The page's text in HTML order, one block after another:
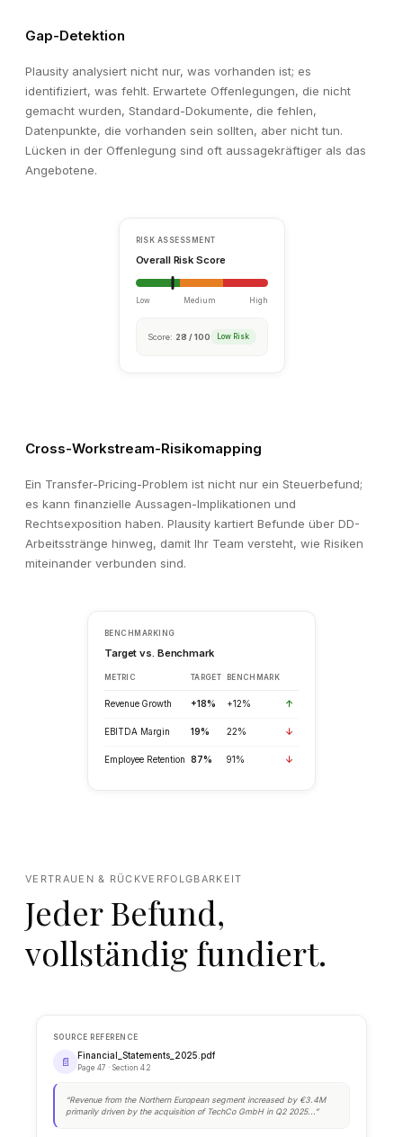
Gap-Detektion
Plausity analysiert nicht nur, was vorhanden ist; es
identifiziert, was fehlt. Erwartete Offenlegungen, die nicht
gemacht wurden, Standard-Dokumente, die fehlen,
Datenpunkte, die vorhanden sein sollten, aber nicht tun.
Lücken in der Offenlegung sind oft aussagekräftiger als das
Angebotene.
RISK ASSESSMENT
Overall Risk Score
Low Medium
Cross-Workstream-Risikomapping
Ein Transfer-Pricing-Problem ist nicht nur ein Steuerbefund;
es kann finanzielle Aussagen-Implikationen und
Rechtsexposition haben. Plausity kartiert Befunde über DD-
Arbeitsstränge hinweg, damit Ihr Team versteht, wie Risiken
miteinander verbunden sind.
VERTRAUEN & RÜCKVERFOLGBARKEIT
Jeder Befund,
vollständig fundiert.